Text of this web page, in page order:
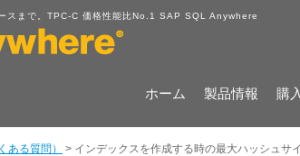
スまで。TPC-C 価格性能比No.1 SAP SQL Anywhere
ホーム 製品情報 購
ある質問） > インデックスを作成する時の最大ハッシュサ